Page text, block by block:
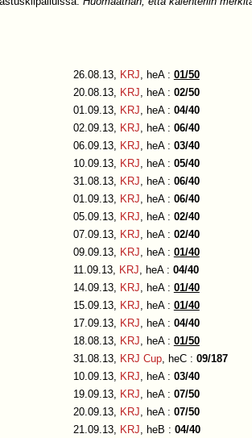
26.08.13, KRJ, heA : 01/50
20.08.13, KRJ, heA : 02/50
01.09.13, KRJ, heA : 04/40
02.09.13, KRJ, heA : 06/40
06.09.13, KRJ, heA : 03/40
10.09.13, KRJ, heA : 05/40
31.08.13, KRJ, heA : 06/40
01.09.13, KRJ, heA : 06/40
05.09.13, KRJ, heA : 02/40
07.09.13, KRJ, heA : 02/40
09.09.13, KRJ, heA : 01/40
11.09.13, KRJ, heA : 04/40
14.09.13, KRJ, heA : 01/40
15.09.13, KRJ, heA : 01/40
17.09.13, KRJ, heA : 04/40
18.08.13, KRJ, heA : 01/50
31.08.13, KRJ Cup, heC : 09/187
10.09.13, KRJ, heA : 03/40
19.09.13, KRJ, heA : 07/50
20.09.13, KRJ, heA : 07/50
21.09.13, KRJ, heB : 04/40